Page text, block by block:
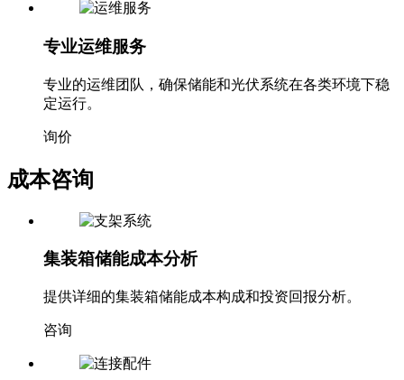
专业运维服务
专业的运维团队，确保储能和光伏系统在各类环境下稳
定运行。
询价
成本咨询
集装箱储能成本分析
提供详细的集装箱储能成本构成和投资回报分析。
咨询